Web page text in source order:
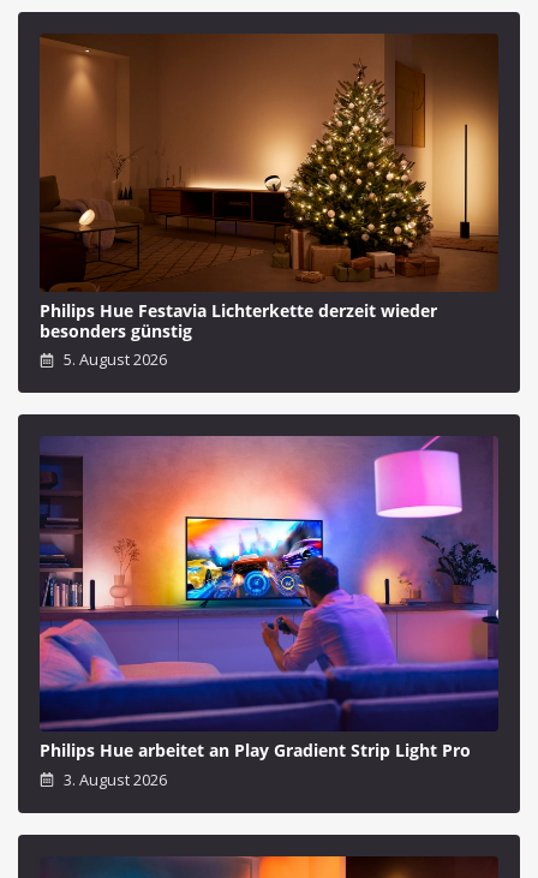
Philips Hue Festavia Lichterkette derzeit wieder
besonders günstig
5. August 2026
Philips Hue arbeitet an Play Gradient Strip Light Pro
3. August 2026